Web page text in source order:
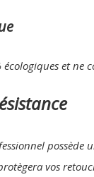
écologiques et
possède
vos